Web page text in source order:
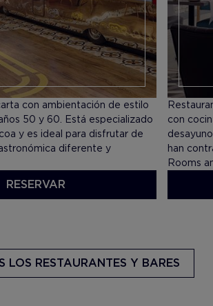
con ambientación de estilo
50 y 60. Está especializado
y es ideal para disfrutar de
diferente y
RESERVAR
con
han
Rooms
LOS RESTAURANTES Y BARES